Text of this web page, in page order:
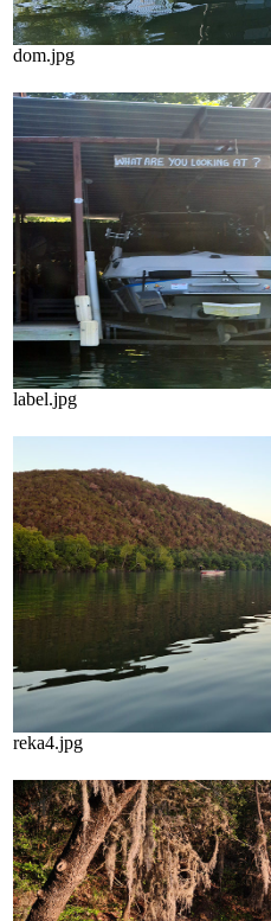
dom.jpg
label.jpg
reka4.jpg